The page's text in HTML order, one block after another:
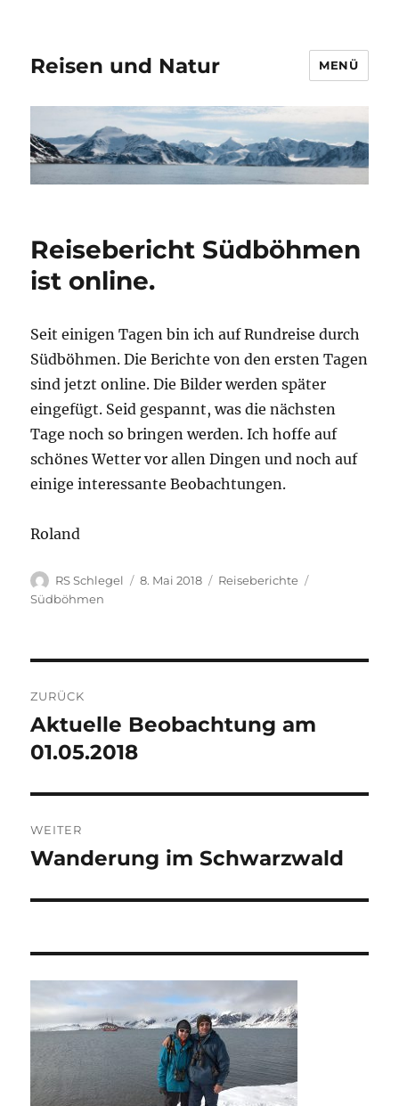
Reisen und Natur MENÜ
Reisebericht Südböhmen
ist online.
Seit einigen Tagen bin ich auf Rundreise durch
Südböhmen. Die Berichte von den ersten Tagen
sind jetzt online. Die Bilder werden später
eingefügt. Seid gespannt, was die nächsten
Tage noch so bringen werden. Ich hoffe auf
schönes Wetter vor allen Dingen und noch auf
einige interessante Beobachtungen.
Roland
Autor
RS Schlegel
Veröffentlicht
8. Mai 2018 Kategorien
Reiseberichte
Südböhmen
ZURÜCK
Vorheriger
Beitrag:
Aktuelle Beobachtung am
01.05.2018
WEITER
Nächster
Wanderung im Schwarzwald